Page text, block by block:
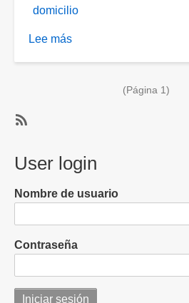
domicilio
Lee más
(Página 1)
a
hombre
User login
Nombre de usuario
Contraseña